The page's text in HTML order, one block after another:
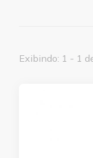
Exibindo: 1 - 1